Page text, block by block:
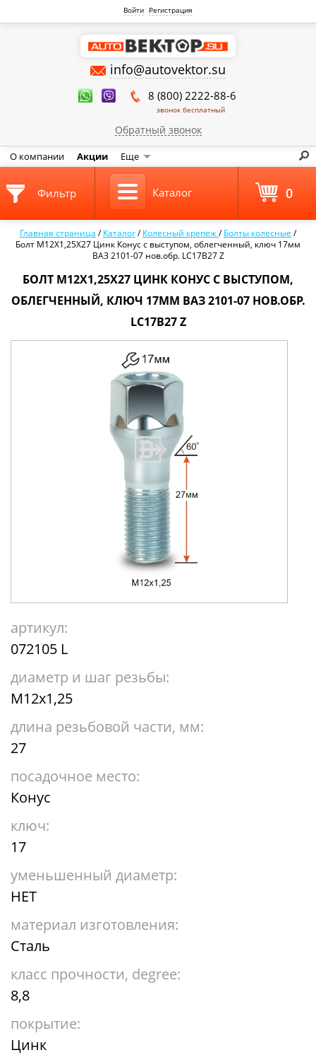
Войти Регистрация
info@autovektor.su
8 (800) 2222-88-6
звонок бесплатный
Обратный звонок
О компании Акции Еще
Главная страница /Каталог/Колесный крепеж/Болты колесные /
Болт M12X1,25X27 Цинк Конус с выступом, облегченный, ключ 17мм
ВАЗ 2101-07 нов.обр. LC17B27 Z
БОЛТ M12X1,25X27 ЦИНК КОНУС С ВЫСТУПОМ,
ОБЛЕГЧЕННЫЙ, КЛЮЧ 17ММ ВАЗ 2101-07 НОВ.ОБР.
LC17B27 Z
артикул:
072105 L
диаметр и шаг резьбы:
М12х1,25
длина резьбовой части, мм:
27
посадочное место:
Конус
ключ:
17
уменьшенный диаметр:
НЕТ
материал изготовления:
Сталь
класс прочности, degree:
8,8
покрытие:
Цинк
Фильтр Каталог 0